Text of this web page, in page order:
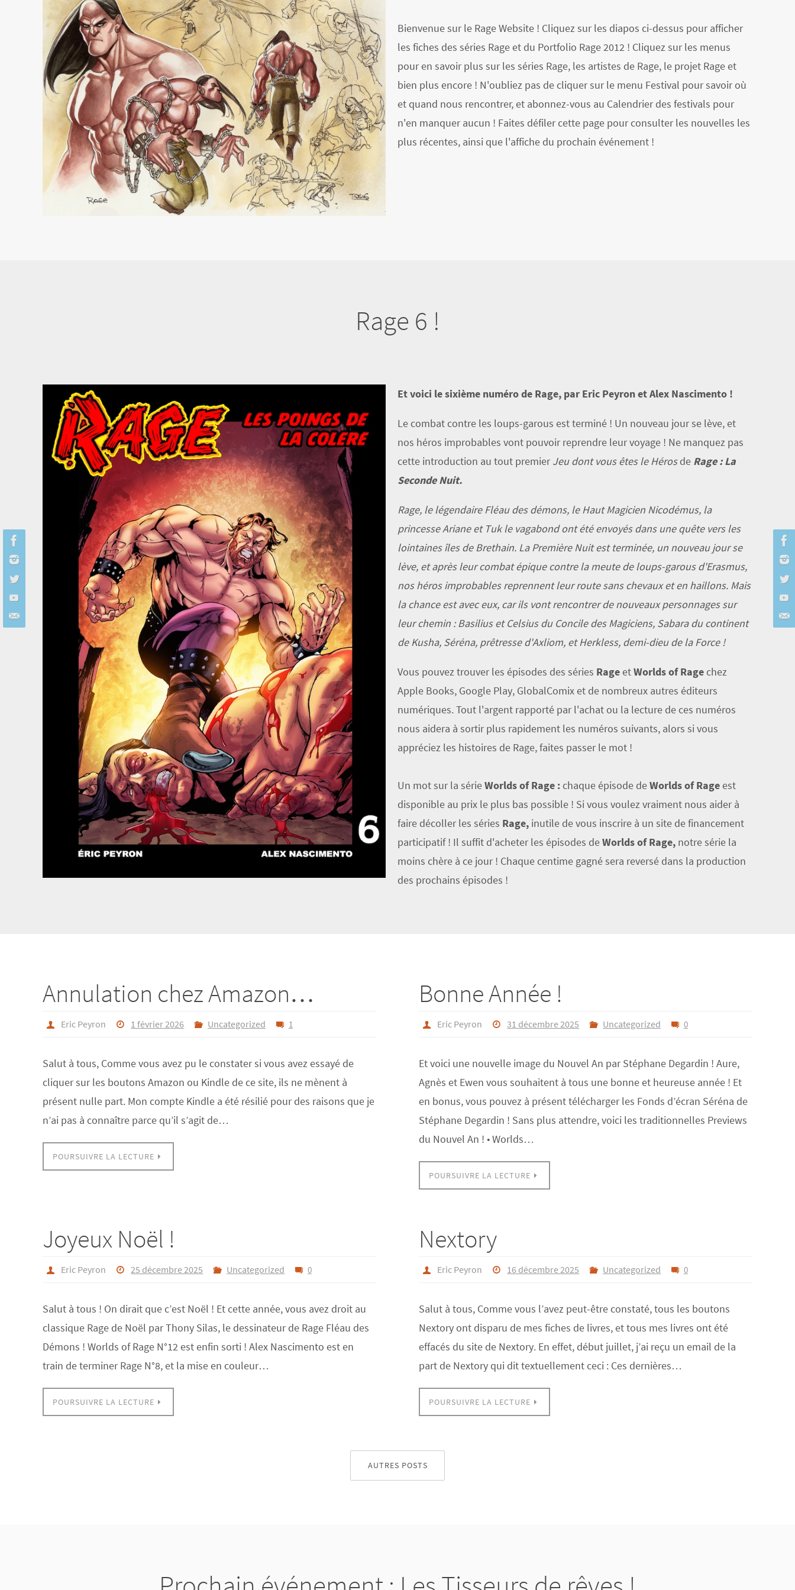
Bienvenue sur le Rage Website ! Cliquez sur les diapos ci-dessus pour afficher
les fiches des séries Rage et du Portfolio Rage 2012 ! Cliquez sur les menus
pour en savoir plus sur les séries Rage, les artistes de Rage, le projet Rage et
bien plus encore ! N'oubliez pas de cliquer sur le menu Festival pour savoir où
et quand nous rencontrer, et abonnez-vous au Calendrier des festivals pour
n'en manquer aucun ! Faites défiler cette page pour consulter les nouvelles les
plus récentes, ainsi que l'affiche du prochain événement !
Rage 6 !
Et voici le sixième numéro de Rage, par Eric Peyron et Alex Nascimento !
Le combat contre les loups-garous est terminé ! Un nouveau jour se lève, et
nos héros improbables vont pouvoir reprendre leur voyage ! Ne manquez pas
cette introduction au tout premierJeu dont vous êtes le Hérosde Rage : La
Seconde Nuit.
Rage, le légendaire Fléau des démons, le Haut Magicien Nicodémus, la
princesse Ariane et Tuk le vagabond ont été envoyés dans une quête vers les
lointaines îles de Brethain. La Première Nuit est terminée, un nouveau jour se
lève, et après leur combat épique contre la meute de loups-garous d'Erasmus,
nos héros improbables reprennent leur route sans chevaux et en haillons. Mais
la chance est avec eux, car ils vont rencontrer de nouveaux personnages sur
leur chemin : Basilius et Celsius du Concile des Magiciens, Sabara du continent
de Kusha, Séréna, prêtresse d'Axliom, et Herkless, demi-dieu de la Force !
Vous pouvez trouver les épisodes des séries RageetWorlds of Ragechez
Apple Books, Google Play, GlobalComix et de nombreux autres éditeurs
numériques. Tout l'argent rapporté par l'achat ou la lecture de ces numéros
nous aidera à sortir plus rapidement les numéros suivants, alors si vous
appréciez les histoires de Rage, faites passer le mot !
Un mot sur la sérieWorlds of Rage :chaque épisode deWorlds of Rageest
disponible au prix le plus bas possible ! Si vous voulez vraiment nous aider à
faire décoller les séries Rage, inutile de vous inscrire à un site de financement
participatif ! Il suffit d'acheter les épisodes deWorlds of Rage, notre série la
moins chère à ce jour ! Chaque centime gagné sera reversé dans la production
des prochains épisodes !
Annulation chez Amazon…
Eric Peyron 1 février 2026 Uncategorized 1
Salut à tous, Comme vous avez pu le constater si vous avez essayé de
cliquer sur les boutons Amazon ou Kindle de ce site, ils ne mènent à
présent nulle part. Mon compte Kindle a été résilié pour des raisons que je
n’ai pas à connaître parce qu’il s’agit de…
POURSUIVRE LA LECTURE
Bonne Année !
Eric Peyron 31 décembre 2025 Uncategorized 0
Et voici une nouvelle image du Nouvel An par Stéphane Degardin ! Aure,
Agnès et Ewen vous souhaitent à tous une bonne et heureuse année ! Et
en bonus, vous pouvez à présent télécharger les Fonds d’écran Séréna de
Stéphane Degardin ! Sans plus attendre, voici les traditionnelles Previews
du Nouvel An ! • Worlds…
POURSUIVRE LA LECTURE
Joyeux Noël !
Eric Peyron 25 décembre 2025 Uncategorized 0
Salut à tous ! On dirait que c’est Noël ! Et cette année, vous avez droit au
classique Rage de Noël par Thony Silas, le dessinateur de Rage Fléau des
Démons ! Worlds of Rage N°12 est enfin sorti ! Alex Nascimento est en
train de terminer Rage N°8, et la mise en couleur…
POURSUIVRE LA LECTURE
Nextory
Eric Peyron 16 décembre 2025 Uncategorized 0
Salut à tous, Comme vous l’avez peut-être constaté, tous les boutons
Nextory ont disparu de mes fiches de livres, et tous mes livres ont été
effacés du site de Nextory. En effet, début juillet, j’ai reçu un email de la
part de Nextory qui dit textuellement ceci : Ces dernières…
POURSUIVRE LA LECTURE
AUTRES POSTS